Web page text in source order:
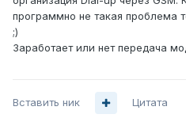
программно не такая проблема
;)
Заработает или нет передача
Вставить ник Цитата